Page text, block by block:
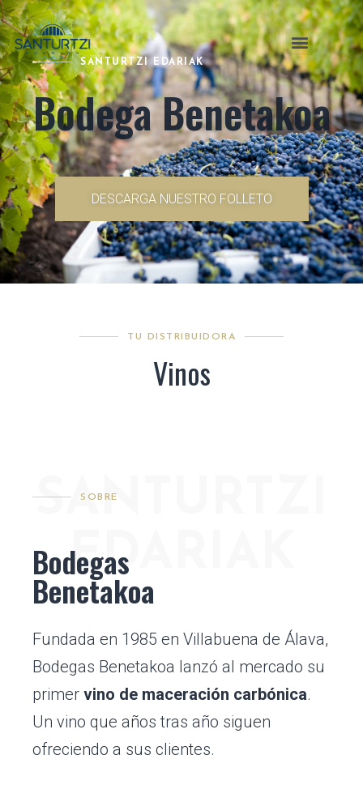
SANTURTZI EDARIAK
Bodega Benetakoa
DESCARGA NUESTRO FOLLETO
TU DISTRIBUIDORA
Vinos
SANTURTZI
SOBRE
EDARIAK
Bodegas
Benetakoa
Fundada en 1985 en Villabuena de Álava,
Bodegas Benetakoa lanzó al mercado su
primer vino de maceración carbónica.
Un vino que años tras año siguen
ofreciendo a sus clientes.